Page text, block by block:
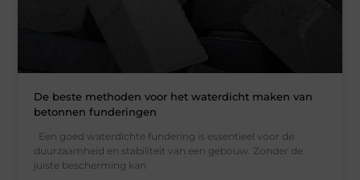
De beste methoden voor het waterdicht maken van
betonnen funderingen
Een goed waterdichte fundering is essentieel voor de
duurzaamheid en stabiliteit van een gebouw. Zonder de
juiste bescherming kan